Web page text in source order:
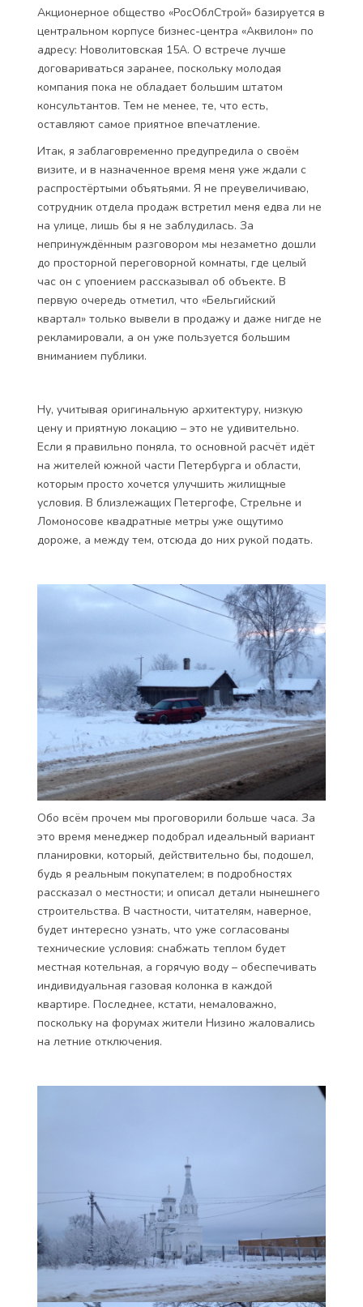
Акционерное общество «РосОблСтрой» базируется в
центральном корпусе бизнес-центра «Аквилон» по
адресу: Новолитовская 15А. О встрече лучше
договариваться заранее, поскольку молодая
компания пока не обладает большим штатом
консультантов. Тем не менее, те, что есть,
оставляют самое приятное впечатление.
Итак, я заблаговременно предупредила о своём
визите, и в назначенное время меня уже ждали с
распростёртыми объятьями. Я не преувеличиваю,
сотрудник отдела продаж встретил меня едва ли не
на улице, лишь бы я не заблудилась. За
непринуждённым разговором мы незаметно дошли
до просторной переговорной комнаты, где целый
час он с упоением рассказывал об объекте. В
первую очередь отметил, что «Бельгийский
квартал» только вывели в продажу и даже нигде не
рекламировали, а он уже пользуется большим
вниманием публики.
Ну, учитывая оригинальную архитектуру, низкую
цену и приятную локацию – это не удивительно.
Если я правильно поняла, то основной расчёт идёт
на жителей южной части Петербурга и области,
которым просто хочется улучшить жилищные
условия. В близлежащих Петергофе, Стрельне и
Ломоносове квадратные метры уже ощутимо
дороже, а между тем, отсюда до них рукой подать.
Обо всём прочем мы проговорили больше часа. За
это время менеджер подобрал идеальный вариант
планировки, который, действительно бы, подошел,
будь я реальным покупателем; в подробностях
рассказал о местности; и описал детали нынешнего
строительства. В частности, читателям, наверное,
будет интересно узнать, что уже согласованы
технические условия: снабжать теплом будет
местная котельная, а горячую воду – обеспечивать
индивидуальная газовая колонка в каждой
квартире. Последнее, кстати, немаловажно,
поскольку на форумах жители Низино жаловались
на летние отключения.